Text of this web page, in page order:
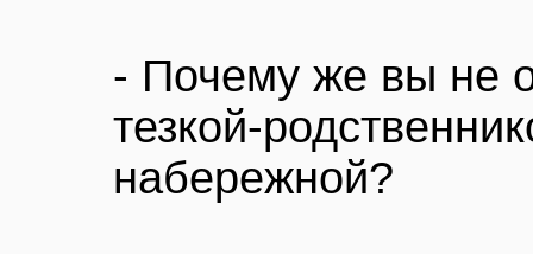
- Почему же вы не
тезкой-
набережной?